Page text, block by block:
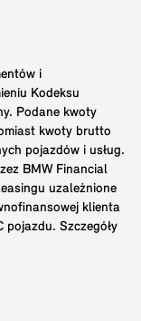
i
Kodeksu
Podane kwoty
kwoty brutto
pojazdów i usług.
BMW Financial
uzależnione
klienta
pojazdu. Szczegóły